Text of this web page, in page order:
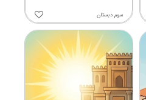
سوم دبستان